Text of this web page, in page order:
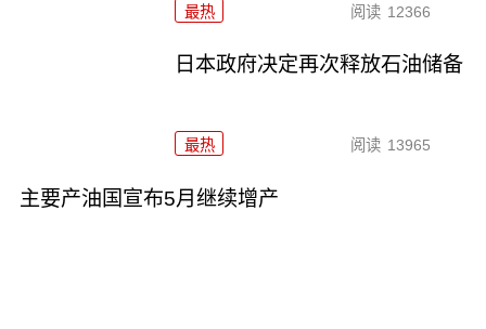
最热 阅读 12366
日本政府决定再次释放石油储备
最热 阅读 13965
主要产油国宣布5月继续增产